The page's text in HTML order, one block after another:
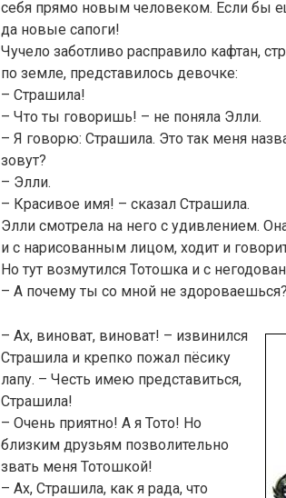
себя прямо новым человеком. Если бы
да новые сапоги!
Чучело заботливо расправило кафтан,
по земле, представилось девочке:
– Страшила!
– Что ты говоришь! – не поняла Элли.
– Я говорю: Страшила. Это так меня
зовут?
– Элли.
– Красивое имя! – сказал Страшила.
Элли смотрела на него с удивлением.
и с нарисованным лицом, ходит и
Но тут возмутился Тотошка и с
– А почему ты со мной не здороваешься?
– Ах, виноват, виноват! – извинился
Страшила и крепко пожал пёсику
лапу. – Честь имею представиться,
Страшила!
– Очень приятно! А я Тото! Но
близким друзьям позволительно
звать меня Тотошкой!
– Ах, Страшила, как я рада, что